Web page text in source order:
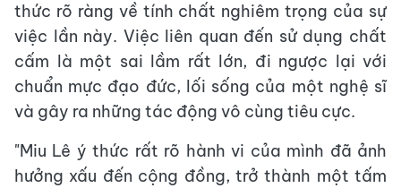
thức rõ ràng về tính chất nghiêm trọng của sự
việc lần này. Việc liên quan đến sử dụng chất
cấm là một sai lầm rất lớn, đi ngược lại với
chuẩn mực đạo đức, lối sống của một nghệ sĩ
và gây ra những tác động vô cùng tiêu cực.
"Miu Lê ý thức rất rõ hành vi của mình đã ảnh
hưởng xấu đến cộng đồng, trở thành một tấm